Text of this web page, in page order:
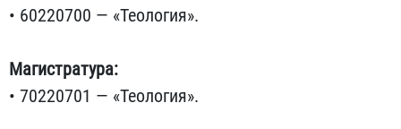
• 60220700 — «Теология».
Магистратура:
• 70220701 — «Теология».